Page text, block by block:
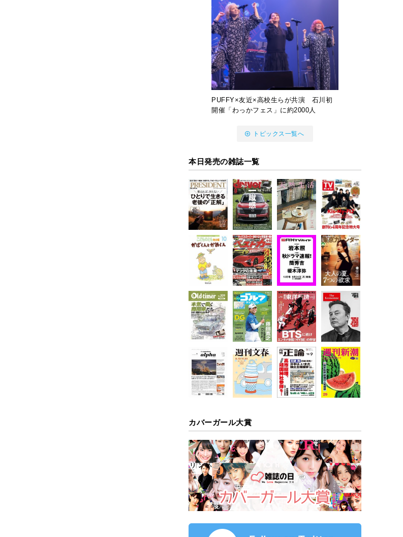
PUFFY×友近×高校生らが共演 石川初
開催「わっかフェス」に約2000人
トピックス一覧へ
本日発売の雑誌一覧
カバーガール大賞